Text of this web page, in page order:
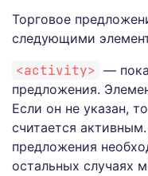
Торговое
следующими
<activity> —
предложения.
Если он не указан,
считается
предложения
остальных случаях